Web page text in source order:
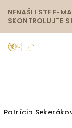
na
obsah
NENAŠLI STE E-
SKONTROLUJTE
Patrícia